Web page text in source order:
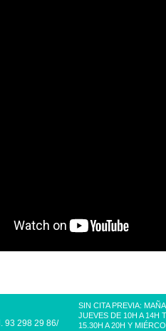
93 298 29 86/
SIN CITA PREVIA:
JUEVES DE 10H A 14H
15.30H A 20H Y